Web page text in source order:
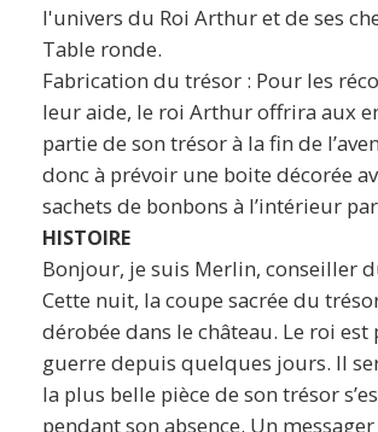
l'univers du Roi Arthur et de ses
Table ronde.
Fabrication du trésor : Pour les
leur aide, le roi Arthur offrira aux
partie de son trésor à la fin de
donc à prévoir une boite décorée
sachets de bonbons à l’intérieur
HISTOIRE
Bonjour, je suis Merlin, conseiller
Cette nuit, la coupe sacrée du
dérobée dans le château. Le roi est
guerre depuis quelques jours. Il
la plus belle pièce de son trésor
pendant son absence. Un